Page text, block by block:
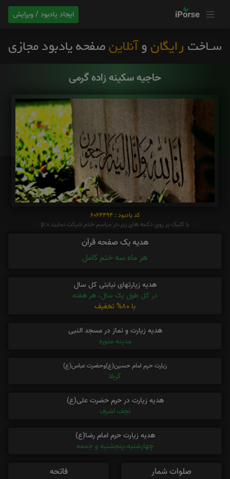
ایجاد یادبود / ویرایش
حاجیه سکینه زاده گرمی
کد یادبود : 6064494
با کلیک بر روی دکمه های زیر،در مراسم ختم شرکت نمایید p:0
هدیه یک صفحه قرآن
هر ماه سه ختم کامل
هدیه زیارتهای نیابتی کل سال
در کل طول یک سال، هر هفته
با 80% تخفیف
هدیه زیارت و نماز در مسجد النبی
مدینه منوره
زیارت حرم امام حسین(ع)وحضرت عباس(ع)
کربلا
هدیه زیارت در حرم حضرت علی(ع)
نجف اشرف
هدیه زیارت حرم امام رضا(ع)
چهارشنبه،پنجشنبه و جمعه
صلوات شمار
فاتحه